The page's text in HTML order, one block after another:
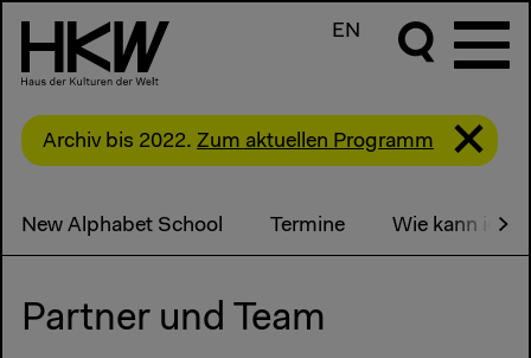
EN
Archiv bis 2022. Zum aktuellen Programm
New Alphabet School Termine Wie kann ich
Partner und Team